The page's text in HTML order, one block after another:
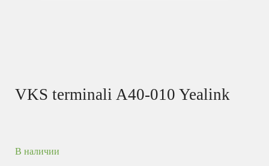
VKS terminali A40-010 Yealink
В наличии